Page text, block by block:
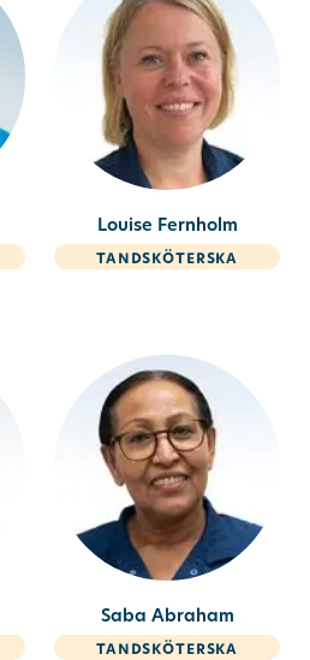
Louise Fernholm
tandsköterska
Saba Abraham
tandsköterska